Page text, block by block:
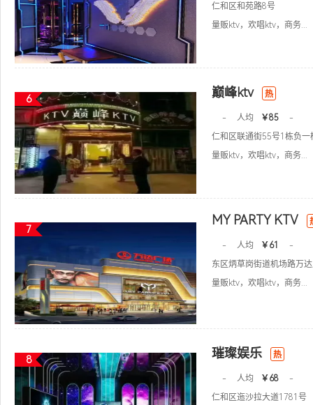
仁和区和苑路8号
量贩ktv，欢唱ktv，商务...
6 巅峰ktv 热
- 人均 ￥85
-
仁和区联通街55号1栋负一
量贩ktv，欢唱ktv，商务...
7
MY PARTY KTV
- 人均 ￥61
-
东区炳草岗街道机场路万
量贩ktv，欢唱ktv，商务...
8 璀璨娱乐 热
- 人均 ￥68
-
仁和区迤沙拉大道1781号